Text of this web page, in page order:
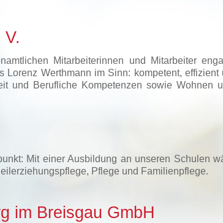
Mitarbeiterinnen und Mitarbeiter
Lorenz Werthmann im Sinn: kompetent,
und Berufliche Kompetenzen sowie Wohnen
Mit einer Ausbildung an unseren Schulen
Pflege und Familienpflege.
im Breisgau GmbH